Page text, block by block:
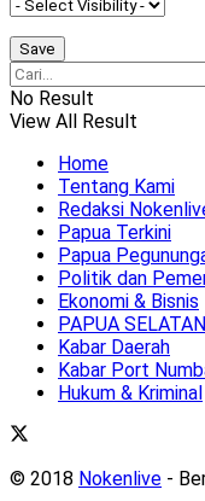
No Result
View All Result
Home
Tentang Kami
Redaksi
Papua Terkini
Papua
Politik dan
Ekonomi & Bisnis
PAPUA SELATAN
Kabar Daerah
Kabar Port
Hukum & Kriminal
© 2018 Nokenlive -